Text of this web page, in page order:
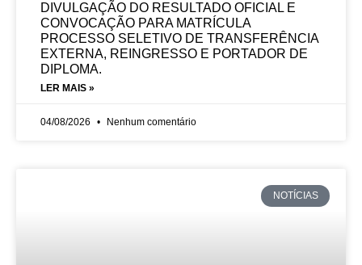
DIVULGAÇÃO DO RESULTADO OFICIAL E
CONVOCAÇÃO PARA MATRÍCULA
PROCESSO SELETIVO DE TRANSFERÊNCIA
EXTERNA, REINGRESSO E PORTADOR DE
DIPLOMA.
LER MAIS »
04/08/2026 Nenhum comentário
NOTÍCIAS